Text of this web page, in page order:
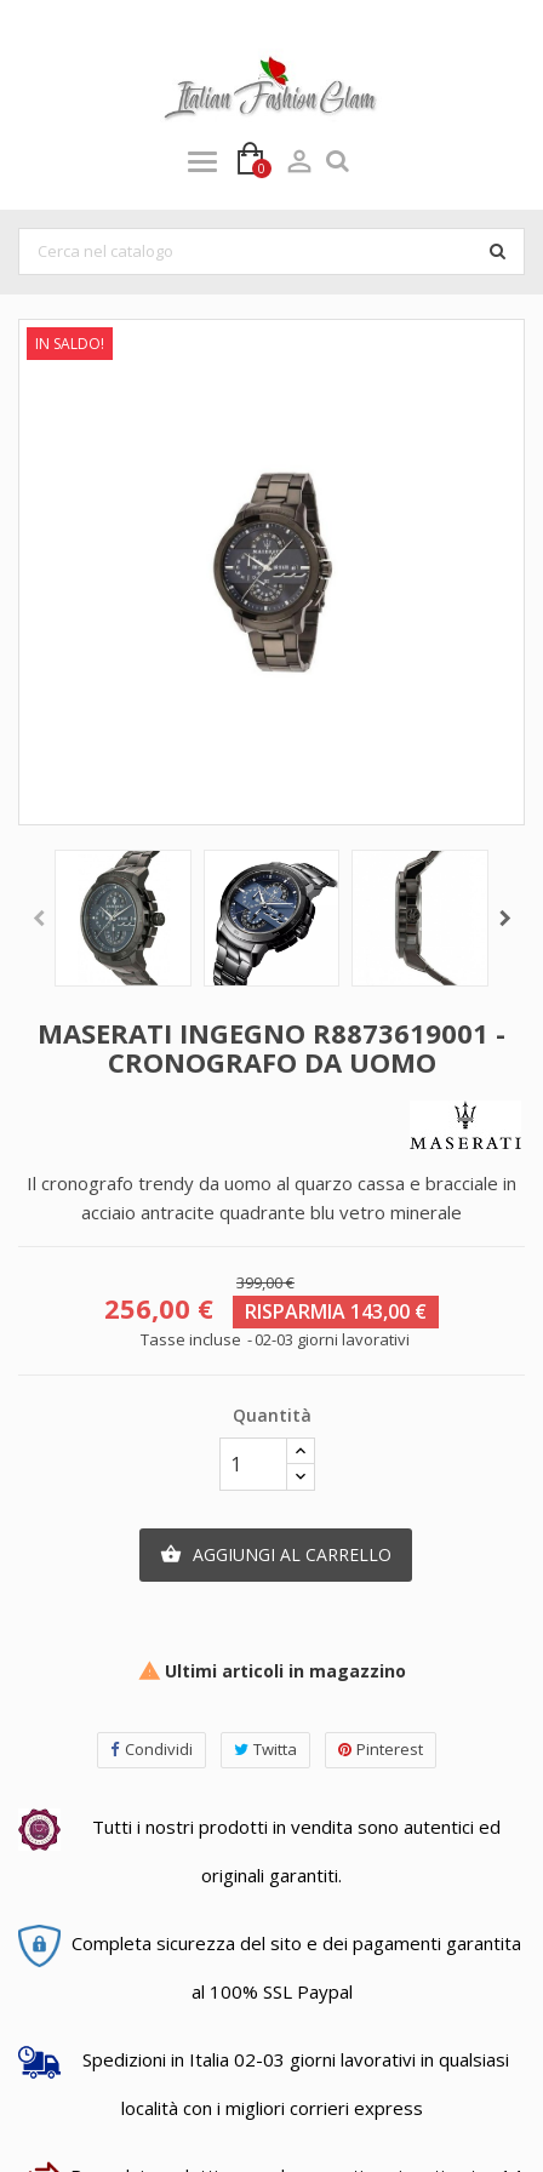
0 
IN SALDO!
MASERATI INGEGNO R8873619001 -
CRONOGRAFO DA UOMO
Il cronografo trendy da uomo al quarzo cassa e bracciale in
acciaio antracite quadrante blu vetro minerale
399,00 €
256,00 € RISPARMIA 143,00 €
Tasse incluse 02-03 giorni lavorativi
Quantità
 AGGIUNGI AL CARRELLO
 Ultimi articoli in magazzino
Condividi Twitta Pinterest
Tutti i nostri prodotti in vendita sono autentici ed
originali garantiti.
Completa sicurezza del sito e dei pagamenti garantita
al 100% SSL Paypal
Spedizioni in Italia 02-03 giorni lavorativi in qualsiasi
località con i migliori corrieri express